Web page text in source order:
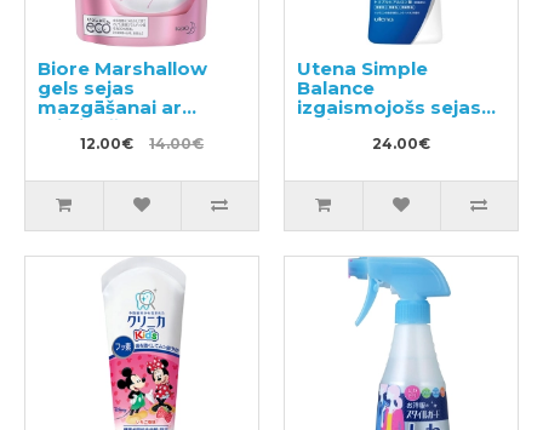
Biore Marshallow
gels sejas
mazgāšanai ar
mitrinošu efektu,
pildviela 130ml
12.00€ 14.00€
Utena Simple
Balance
izgaismojošs sejas
losjons ar
hialuronskābi 220ml
24.00€